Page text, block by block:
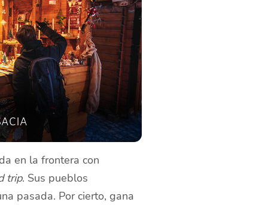
en la frontera con
trip. Sus pueblos
pasada. Por cierto, gana